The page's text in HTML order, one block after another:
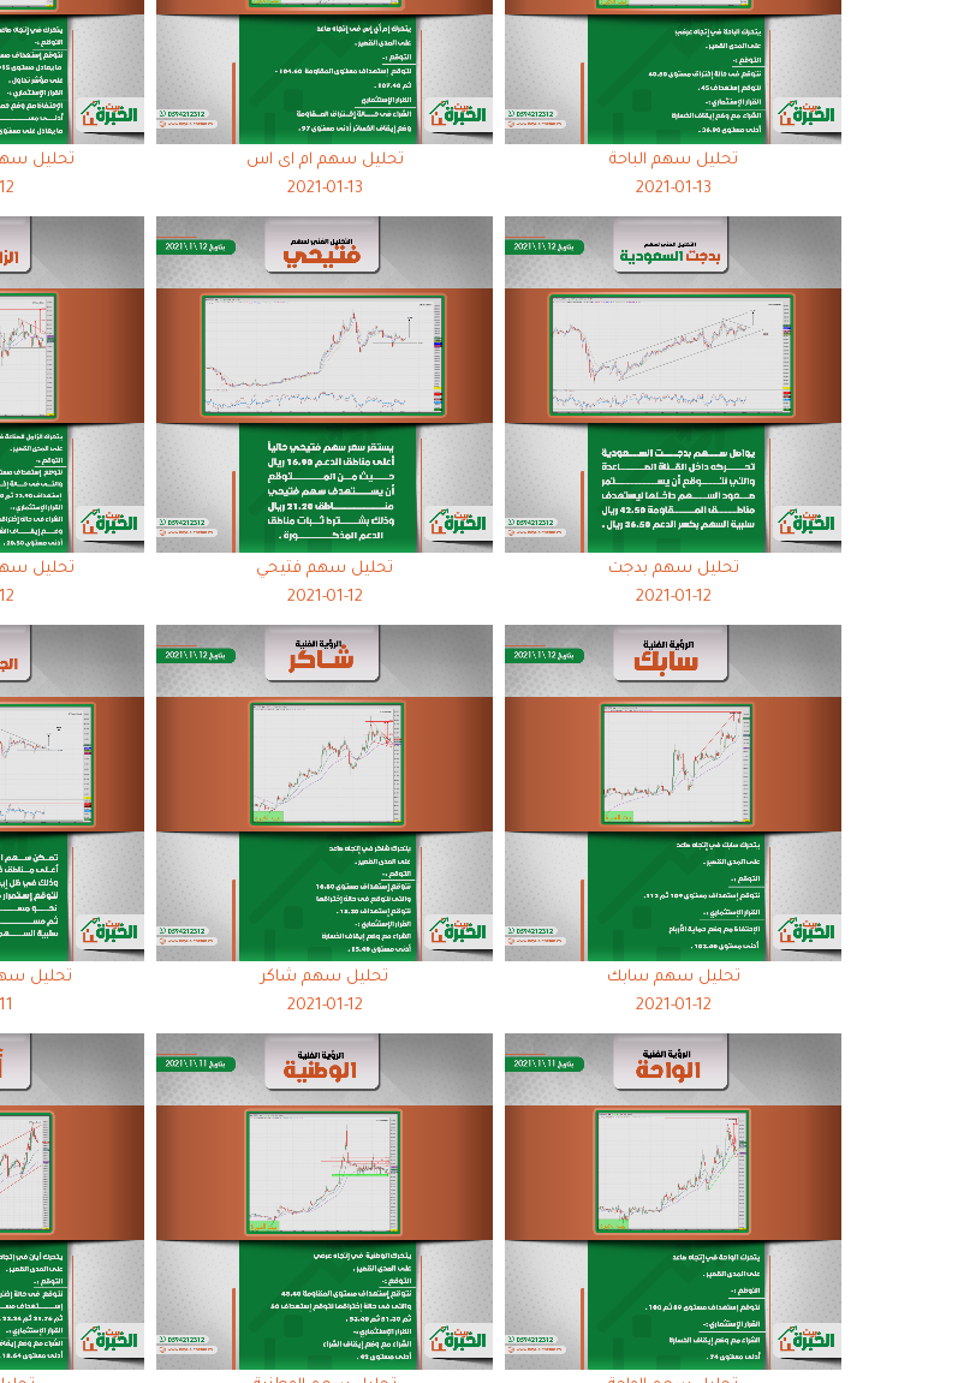
تحليل سهم الباحة
2021-01-13
تحليل سهم ام اى اس
2021-01-13
تحليل
تحليل سهم بدجت
2021-01-12
تحليل سهم فتيحي
2021-01-12
تحليل
تحليل سهم سابك
2021-01-12
تحليل سهم شاكر
2021-01-12
تحليل